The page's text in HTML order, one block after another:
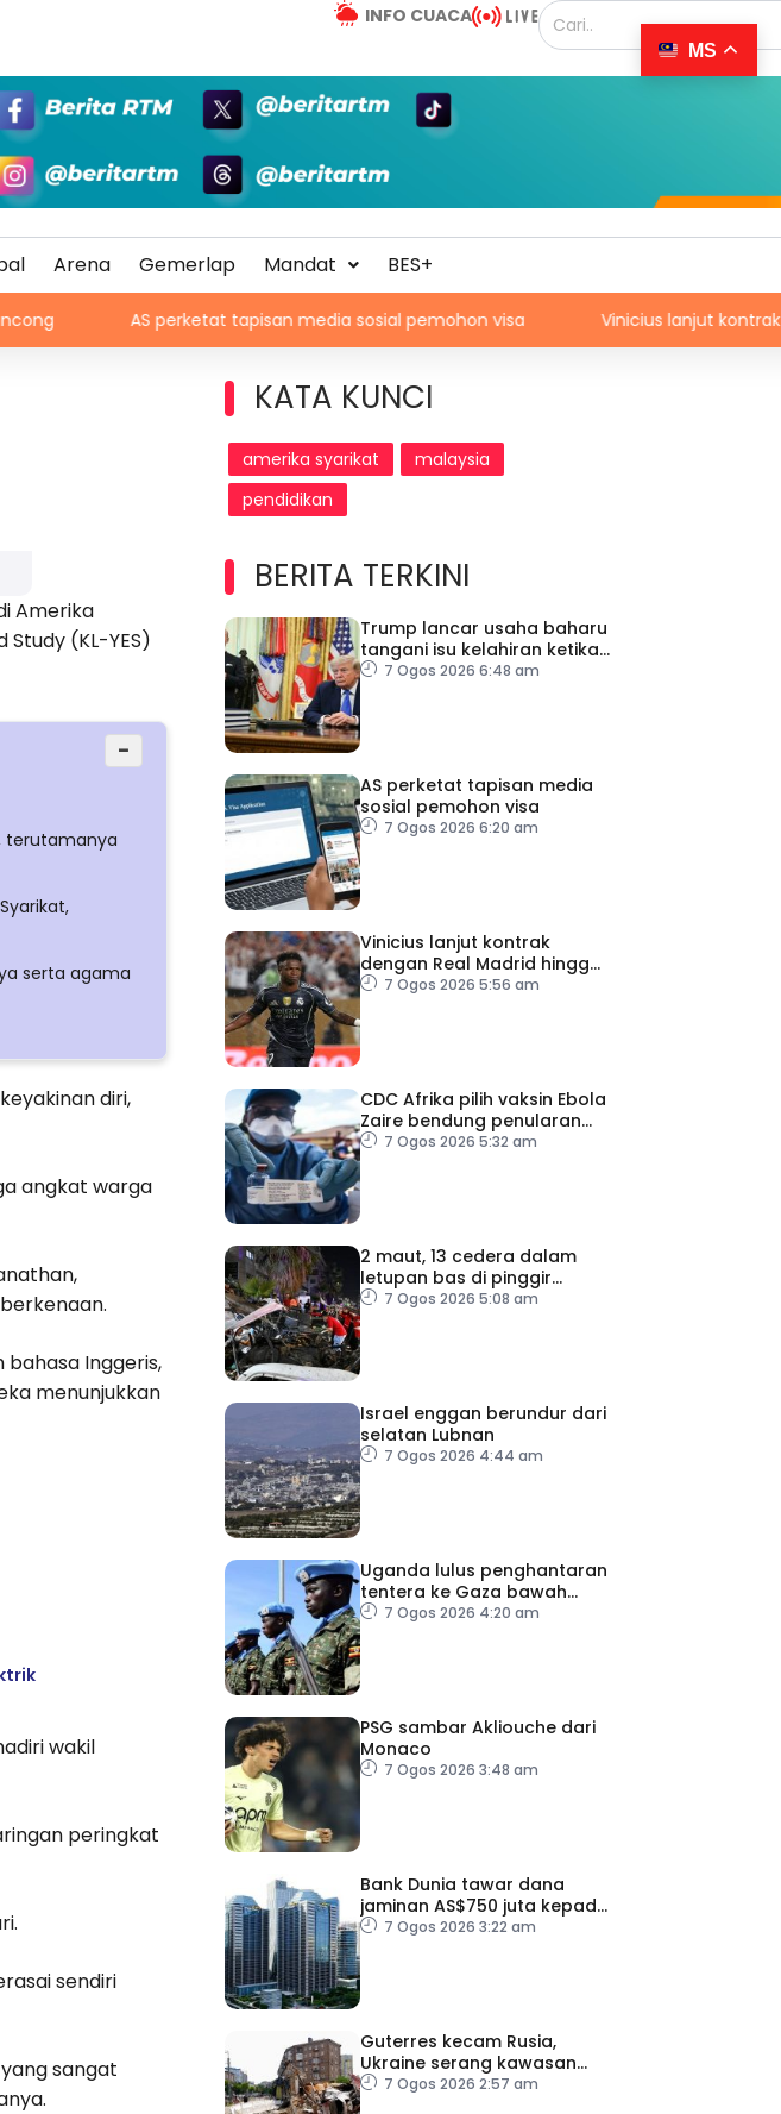
INFO CUACA
Arena Gemerlap Mandat BES+
AS perketat tapisan media sosial pemohon visa Vinicius lanjut kontrak dengan
Amerika
(KL-YES)
−
terutamanya
serta agama
diri,
angkat warga
Inggeris,
menunjukkan
wakil
peringkat
sendiri
sangat
KATA KUNCI
amerika syarikat
malaysia
pendidikan
BERITA TERKINI
Trump lancar usaha baharu
tangani isu kelahiran ketika
melancong
7 Ogos 2026 6:48 am
AS perketat tapisan media
sosial pemohon visa
7 Ogos 2026 6:20 am
Vinicius lanjut kontrak
dengan Real Madrid hingga
20327 Ogos 2026 5:56 am
CDC Afrika pilih vaksin Ebola
Zaire bendung penularan
wabak
7 Ogos 2026 5:32 am
2 maut, 13 cedera dalam
letupan bas di pinggir
Damsyik
7 Ogos 2026 5:08 am
Israel enggan berundur dari
selatan Lubnan
7 Ogos 2026 4:44 am
Uganda lulus penghantaran
tentera ke Gaza bawah
pelan pelucutan senjata
7 Ogos 2026 4:20 am
PSG sambar Akliouche dari
Monaco
7 Ogos 2026 3:48 am
Bank Dunia tawar dana
jaminan AS$750 juta kepada
Indonesia bantu
7 Ogos 2026 3:22 am
Guterres kecam Rusia,
Ukraine serang kawasan
awam7 Ogos 2026 2:57 am
MS